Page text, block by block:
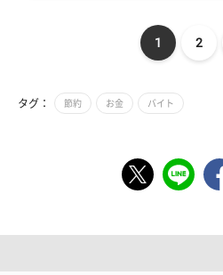
1 2
タグ： 節約 お金 バイト